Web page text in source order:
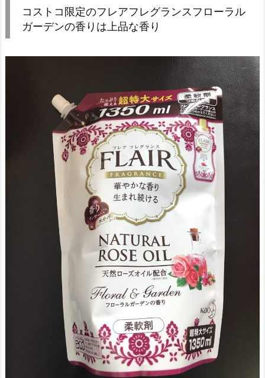
コストコ限定のフレアフレグランスフローラル
ガーデンの香りは上品な香り